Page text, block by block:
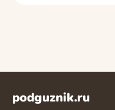
podguznik.ru